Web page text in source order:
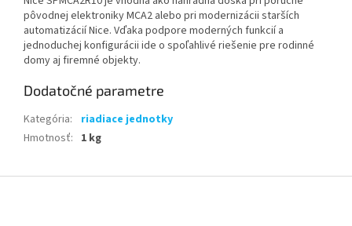
pôvodnej elektroniky MCA2 alebo pri modernizácii starších
automatizácií Nice. Vďaka podpore moderných funkcií a
jednoduchej konfigurácii ide o spoľahlivé riešenie pre rodinné
domy aj firemné objekty.
Dodatočné parametre
Kategória:
riadiace jednotky
Hmotnosť: 1 kg